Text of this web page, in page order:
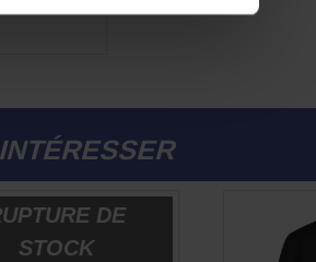
-50%
DE
STOCK